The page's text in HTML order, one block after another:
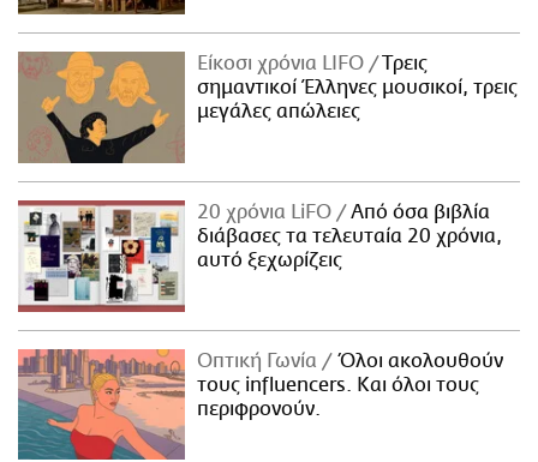
Είκοσι χρόνια LIFO
Tρεις
σημαντικοί Έλληνες μουσικοί, τρεις
μεγάλες απώλειες
20 χρόνια LiFO
Από όσα βιβλία
διάβασες τα τελευταία 20 χρόνια,
αυτό ξεχωρίζεις
Οπτική Γωνία
Όλοι ακολουθούν
τους influencers. Και όλοι τους
περιφρονούν.